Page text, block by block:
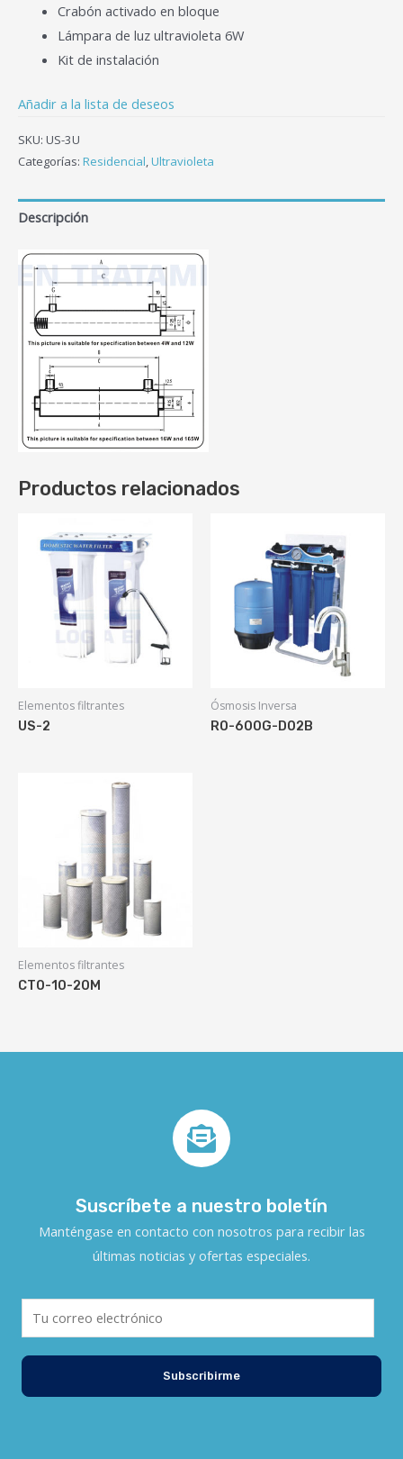
Crabón activado en bloque
Lámpara de luz ultravioleta 6W
Kit de instalación
Añadir a la lista de deseos
SKU: US-3U
Categorías: Residencial,Ultravioleta
Descripción
Productos relacionados
Elementos filtrantes
US-2
Ósmosis Inversa
RO-600G-D02B
Elementos filtrantes
CTO-10-20M
Suscríbete a nuestro boletín
Manténgase en contacto con nosotros para recibir las
últimas noticias y ofertas especiales.
Subscribirme